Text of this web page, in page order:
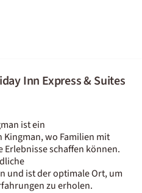
Inn Express & Suites
ist ein
wo Familien mit
schaffen können.
und ist der optimale Ort, um
zu erholen.